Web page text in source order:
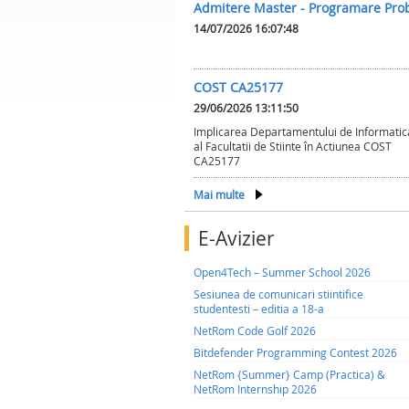
Admitere Master - Programare
14/07/2026 16:07:48
COST CA25177
29/06/2026 13:11:50
Implicarea Departamentului de
al Facultatii de Stiinte în Actiunea COST
CA25177
Mai multe
E-Avizier
Open4Tech – Summer School 2026
Sesiunea de comunicari stiintifice
studentesti – editia a 18-a
NetRom Code Golf 2026
Bitdefender Programming Contest 2026
NetRom {Summer} Camp (Practica) &
NetRom Internship 2026